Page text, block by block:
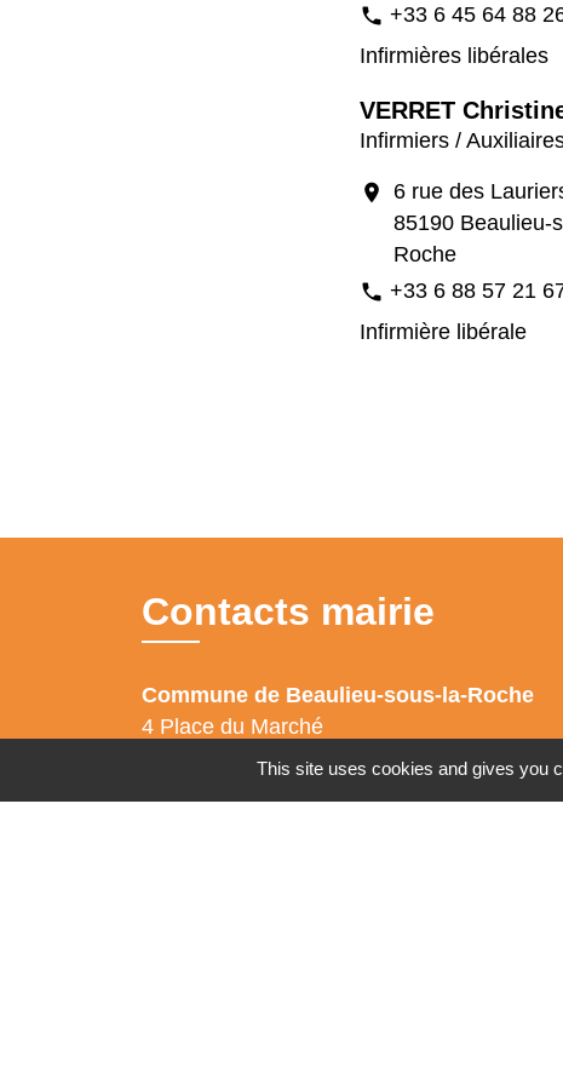
phone +33 6 45 64 88
Infirmières libérales
VERRET
Infirmiers /
location_on
6 rue des
85190 Beaulieu-
Roche
phone +33 6 88 57 21
Infirmière libérale
Contacts mairie
Commune de Beaulieu-sous-la-Roche
4 Place du Marché
85190 Beaulieu-sous-la-Roche - FRANCE
This site uses cookies and gives you